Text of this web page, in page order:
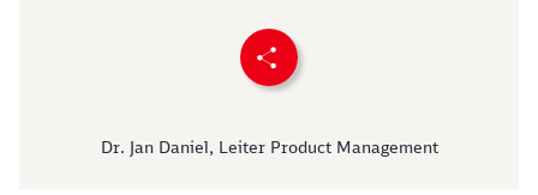
Seite empfehlen
Dr. Jan Daniel, Leiter Product Management